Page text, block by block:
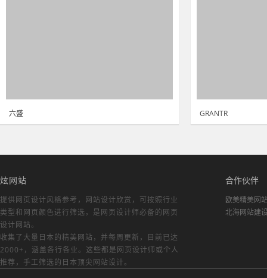
六盛 GRANTR
炫网站
提供网页设计风格参考， 网站设计欣赏 ，可按照行业
类型和网页颜色进行筛选，是网页设计师必备的网页
设计网站。
收集了大量日本的精美网站，并每周更新，目前已达
2000+，涵盖各行各业。这些都是网页设计师或个人
推荐，手工筛选的日本顶尖网站设计。
合作伙伴
欧美精美网
北海网站建